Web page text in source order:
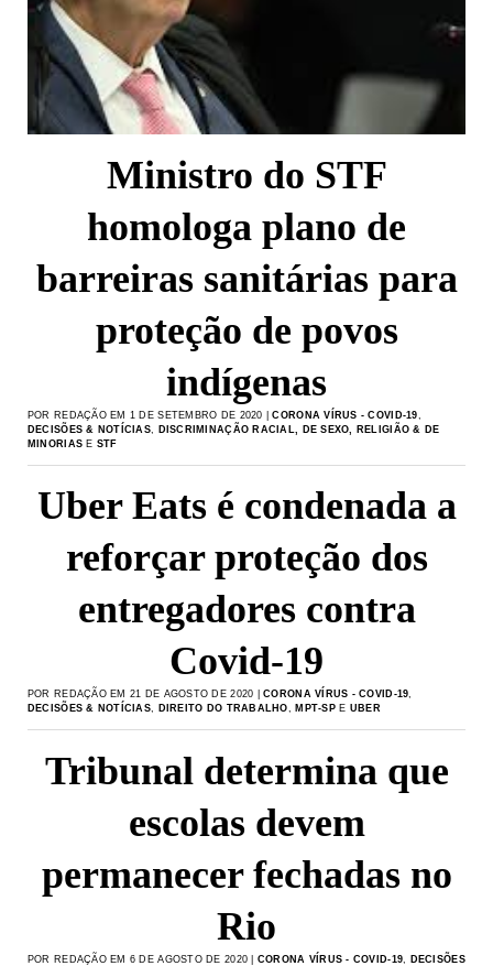
Ministro do STF
homologa plano de
barreiras sanitárias para
proteção de povos
indígenas
POR REDAÇÃO EM 1 DE SETEMBRO DE 2020 |CORONA VÍRUS - COVID-19
DECISÕES & NOTÍCIAS
DISCRIMINAÇÃO RACIAL, DE SEXO, RELIGIÃO & DE
MINORIAS E STF
Uber Eats é condenada a
reforçar proteção dos
entregadores contra
Covid-19
POR REDAÇÃO EM 21 DE AGOSTO DE 2020 |CORONA VÍRUS - COVID-19,
DECISÕES & NOTÍCIAS, DIREITO DO TRABALHO, MPT-SPE UBER
Tribunal determina que
escolas devem
permanecer fechadas no
Rio
POR REDAÇÃO EM 6 DE AGOSTO DE 2020 | CORONA VÍRUS - COVID-19
DECISÕES